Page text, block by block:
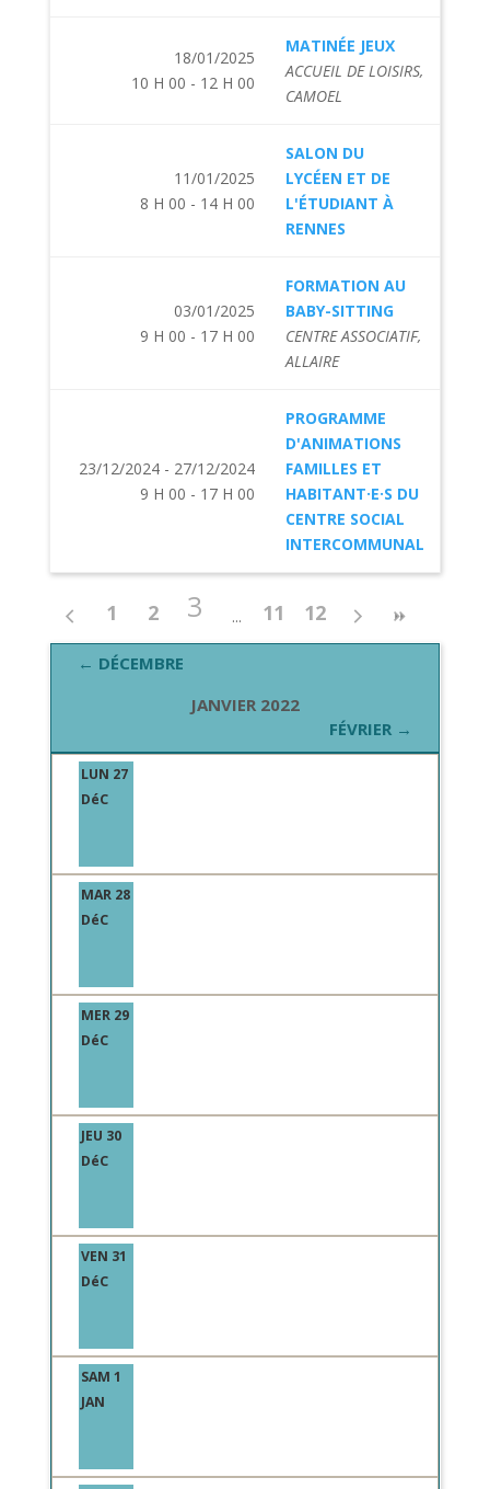
18/01/2025
10 H 00 - 12 H 00
MATINÉE JEUX
ACCUEIL DE LOISIRS,
CAMOEL
11/01/2025
8 H 00 - 14 H 00
SALON DU
LYCÉEN ET DE
L'ÉTUDIANT À
RENNES
03/01/2025
9 H 00 - 17 H 00
FORMATION AU
BABY-SITTING
CENTRE ASSOCIATIF,
ALLAIRE
23/12/2024 - 27/12/2024
9 H 00 - 17 H 00
PROGRAMME
D'ANIMATIONS
FAMILLES ET
HABITANT·E·S DU
CENTRE SOCIAL
INTERCOMMUNAL
1 2 3 11 12
← DÉCEMBRE
JANVIER 2022
FÉVRIER →
LUN 27
DéC
MAR 28
DéC
MER 29
DéC
JEU 30
DéC
VEN 31
DéC
SAM 1
JAN